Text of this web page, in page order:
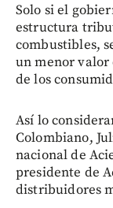
Solo si el
estructura
combustibles,
un menor valor
de los
Así lo
Colombiano,
nacional de
presidente de
distribuidores